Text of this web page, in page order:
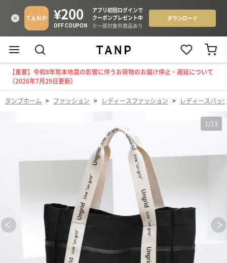
【重要】令和8年熊本地震の影響に伴うお荷物のお届け停止・遅延について
（2026年7月29日更新）
タンプホーム > ファッション > レディースファッション > レディースバッ
1 /13